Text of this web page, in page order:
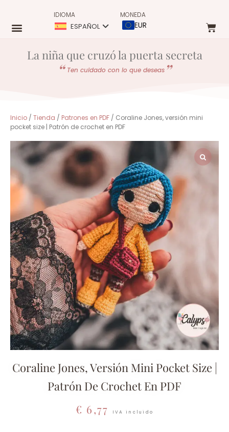
IDIOMA
ESPAÑOL
MONEDA
EUR
La niña que cruzó la puerta secreta
Ten cuidado con lo que deseas
Inicio / Tienda / Patrones en PDF / Coraline Jones, versión mini
pocket size | Patrón de crochet en PDF
Coraline Jones, Versión Mini Pocket Size |
Patrón De Crochet En PDF
€ 6,77 IVA incluido